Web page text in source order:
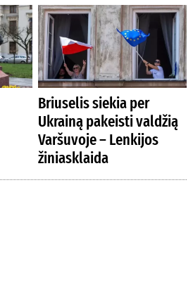
Briuselis siekia per
Ukrainą pakeisti valdžią
Varšuvoje – Lenkijos
žiniasklaida